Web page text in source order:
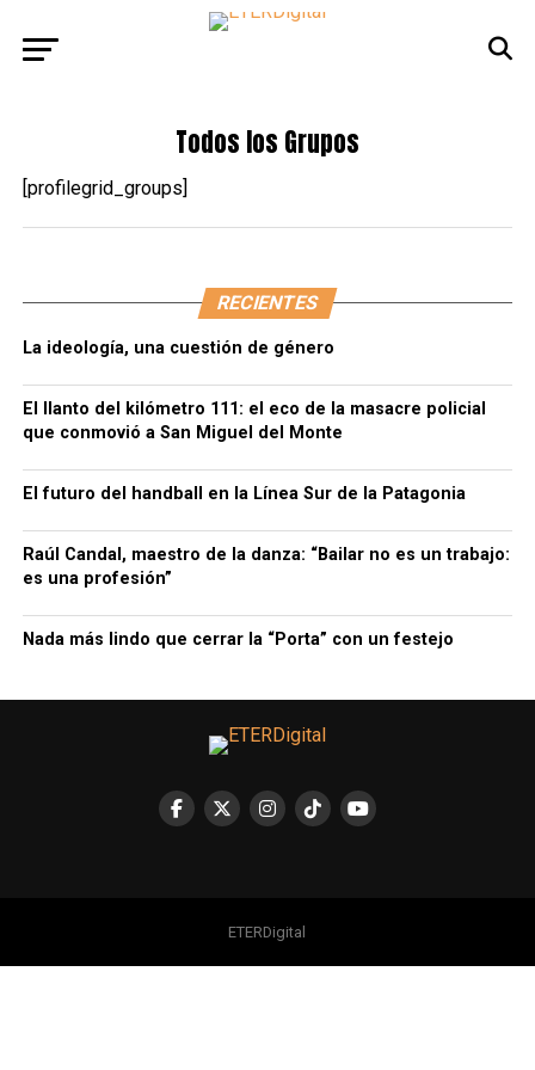
Todos los Grupos
[profilegrid_groups]
RECIENTES
La ideología, una cuestión de género
El llanto del kilómetro 111: el eco de la masacre policial
que conmovió a San Miguel del Monte
El futuro del handball en la Línea Sur de la Patagonia
Raúl Candal, maestro de la danza: “Bailar no es un trabajo:
es una profesión”
Nada más lindo que cerrar la “Porta” con un festejo
ETERDigital